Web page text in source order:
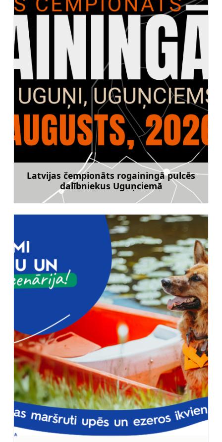
Latvijas čempionāts rogainingā pulcēs
dalībniekus Uguņciemā
Uzzināt vairāk